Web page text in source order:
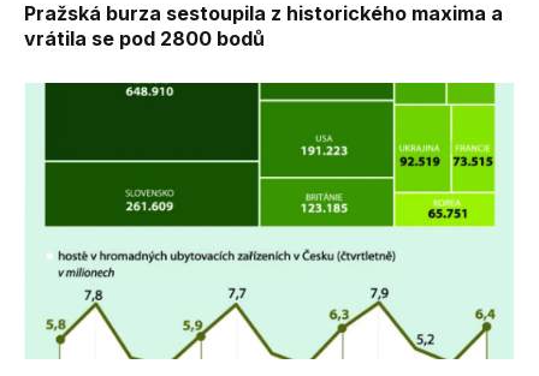
Pražská burza sestoupila z historického maxima a
vrátila se pod 2800 bodů